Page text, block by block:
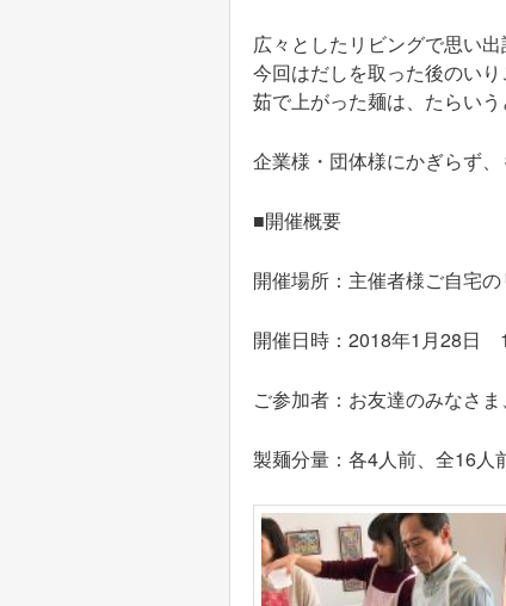
広々としたリビングで思い
今回はだしを取った後のいり
茹で上がった麺は、たらい
企業様・団体様にかぎらず
■開催概要
開催場所：主催者様ご自宅
開催日時：2018年1月28日
ご参加者：お友達のみなさ
製麺分量：各4人前、全16人